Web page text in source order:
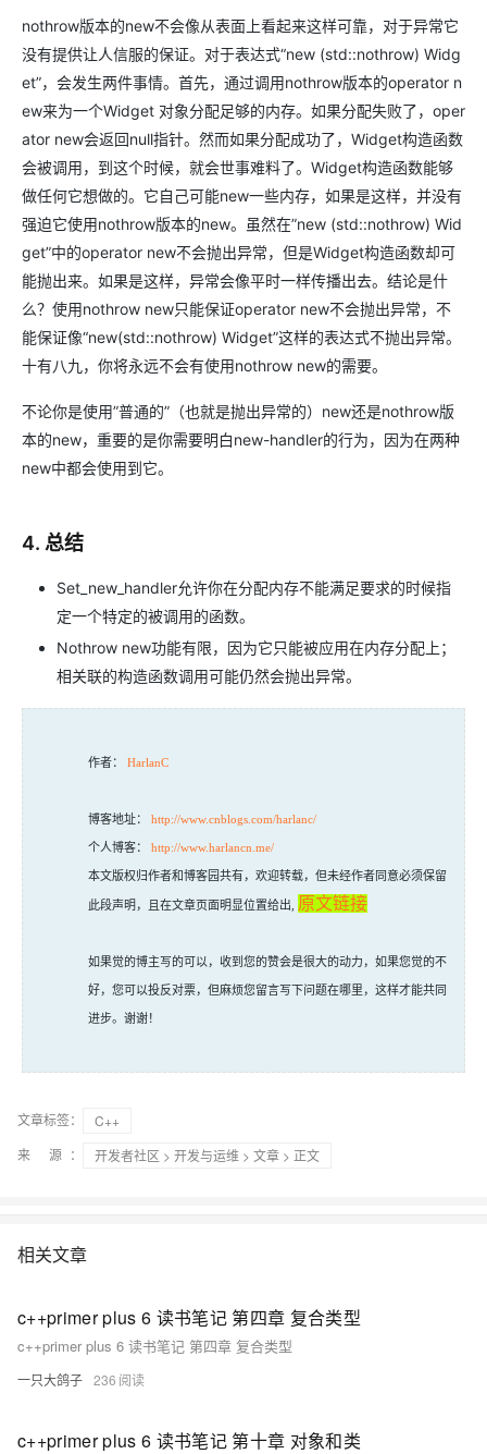
nothrow版本的new不会像从表面上看起来这样可靠，对于异常它
没有提供让人信服的保证。对于表达式“new (std::nothrow) Widg
et”，会发生两件事情。首先，通过调用nothrow版本的operator n
ew来为一个Widget 对象分配足够的内存。如果分配失败了，oper
ator new会返回null指针。然而如果分配成功了，Widget构造函数
会被调用，到这个时候，就会世事难料了。Widget构造函数能够
做任何它想做的。它自己可能new一些内存，如果是这样，并没有
强迫它使用nothrow版本的new。虽然在”new (std::nothrow) Wid
get”中的operator new不会抛出异常，但是Widget构造函数却可
能抛出来。如果是这样，异常会像平时一样传播出去。结论是什
么？使用nothrow new只能保证operator new不会抛出异常，不
能保证像“new(std::nothrow) Widget”这样的表达式不抛出异常。
十有八九，你将永远不会有使用nothrow new的需要。
不论你是使用”普通的”（也就是抛出异常的）new还是nothrow版
本的new，重要的是你需要明白new-handler的行为，因为在两种
new中都会使用到它。
4. 总结
Set_new_handler允许你在分配内存不能满足要求的时候指
定一个特定的被调用的函数。
Nothrow new功能有限，因为它只能被应用在内存分配上；
相关联的构造函数调用可能仍然会抛出异常。
作者： HarlanC
博客地址： http://www.cnblogs.com/harlanc/
个人博客： http://www.harlancn.me/
本文版权归作者和博客园共有，欢迎转载，但未经作者同意必须保留
此段声明，且在文章页面明显位置给出, 原文链接
如果觉的博主写的可以，收到您的赞会是很大的动力，如果您觉的不
好，您可以投反对票，但麻烦您留言写下问题在哪里，这样才能共同
进步。谢谢！
文章标签：
C++
来 源：
开发者社区 > 开发与运维 > 文章 > 正文
相关文章
c++primer plus 6 读书笔记 第四章 复合类型
c++primer plus 6 读书笔记 第四章 复合类型
一只大鸽子 236
c++primer plus 6 读书笔记 第十章 对象和类